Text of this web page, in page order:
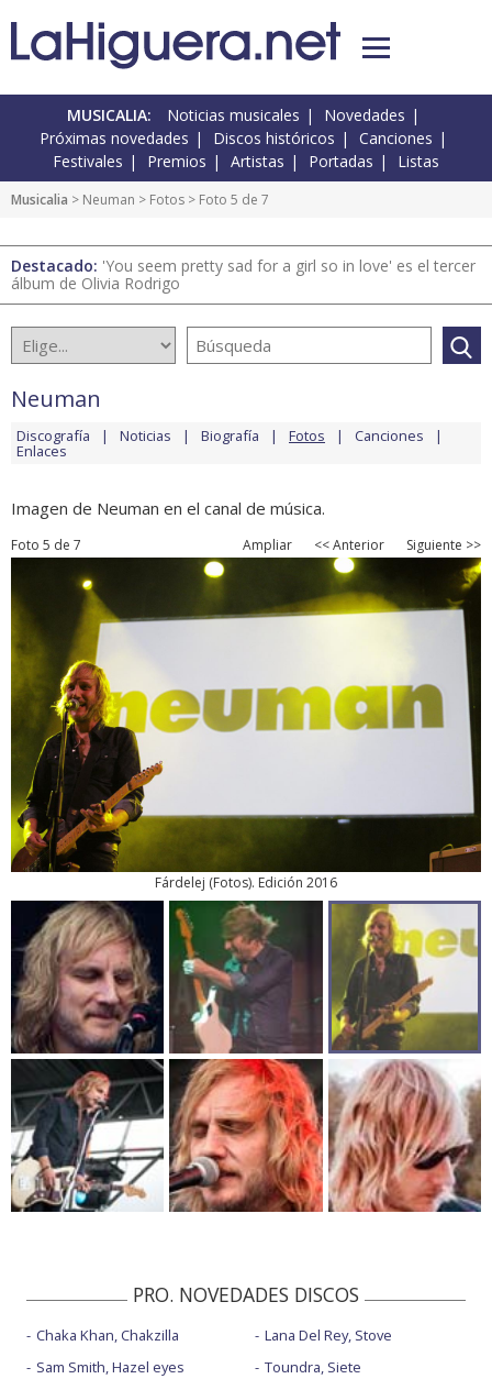
MUSICALIA: Noticias musicales
Novedades
Próximas novedades
Discos históricos
Canciones
Festivales
Premios Artistas Portadas Listas
Musicalia > Neuman > Fotos > Foto 5 de 7
Destacado: 'You seem pretty sad for a girl so in love' es el tercer
álbum de Olivia Rodrigo
Neuman
Discografía Noticias Biografía Fotos Canciones
Enlaces
Imagen de Neuman en el canal de música.
Foto 5 de 7 Ampliar << Anterior Siguiente >>
Fárdelej (Fotos). Edición 2016
PRO. NOVEDADES DISCOS
Chaka Khan, Chakzilla
Sam Smith, Hazel eyes
Lana Del Rey, Stove
Toundra, Siete